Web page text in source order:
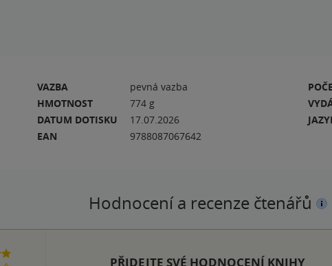
VAZBA
pevná vazba
HMOTNOST
774 g
DATUM DOTISKU
17.07.2026
EAN
9788087067642
Hodnocení a recenze čtenářů
5 hvězdiček
PŘIDEJTE SVÉ HODNOCENÍ KNIHY